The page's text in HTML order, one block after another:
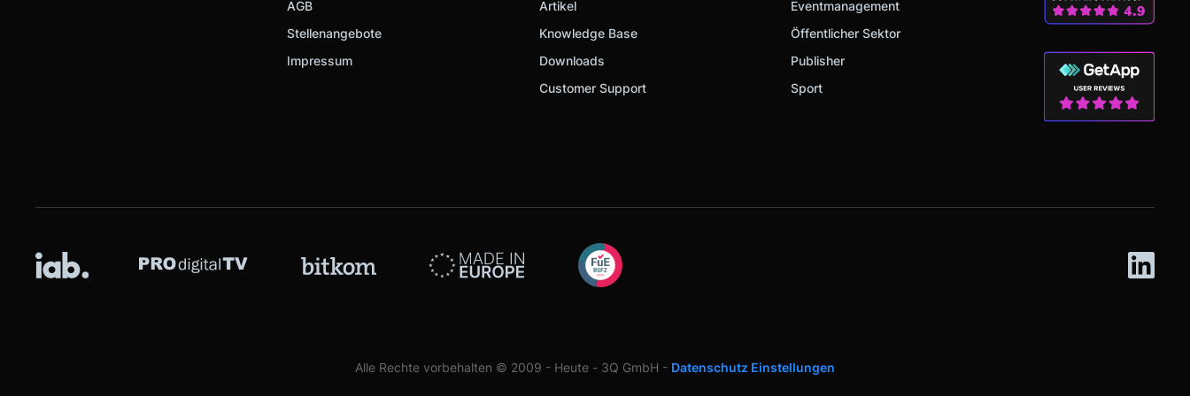
Artikel
Knowledge Base
Downloads
Customer Support
Eventmanagement
Öffentlicher Sektor
Publisher
Sport
AGB
Stellenangebote
Impressum
Alle Rechte vorbehalten © 2009 - Heute - 3Q GmbH - Datenschutz Einstellungen